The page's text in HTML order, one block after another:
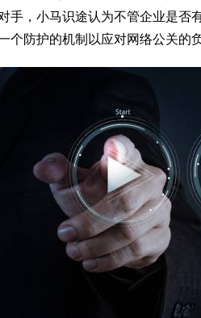
手，小马识途认为不管企业是
个防护的机制以应对网络公关的